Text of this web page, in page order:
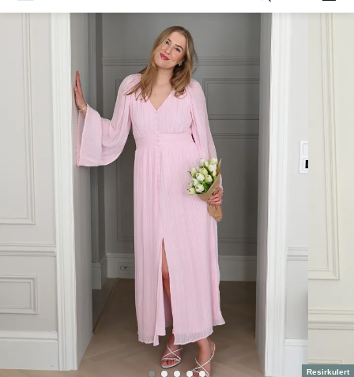
Resirkulert